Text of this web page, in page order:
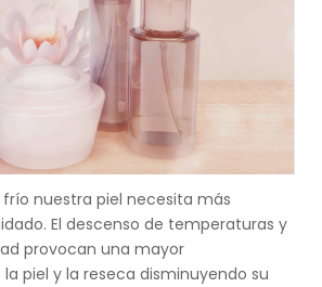
nuestra piel necesita más
El descenso de temperaturas y
provocan una mayor
piel y la reseca disminuyendo su